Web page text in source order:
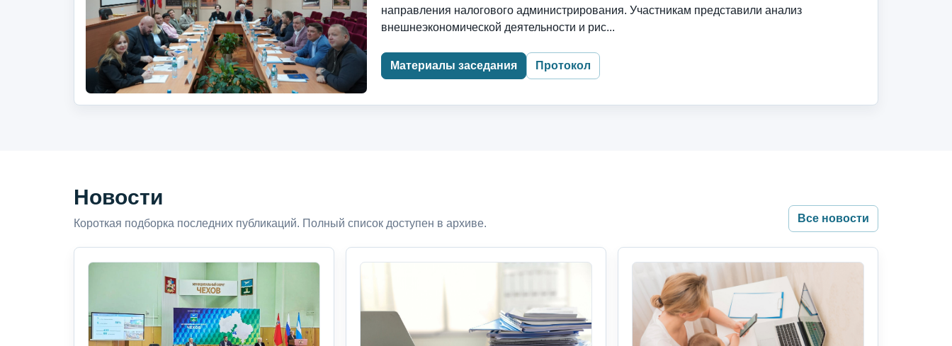
направления налогового администрирования. Участникам представили анализ
внешнеэкономической деятельности и рис...
Материалы заседания Протокол
Новости
Короткая подборка последних публикаций. Полный список доступен в архиве. Все новости